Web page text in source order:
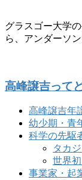
グラスゴー大学
ら、アンダーソ
高峰譲吉って
高峰譲吉年
幼少期・青
科学の先駆
タカ
世界
事業家・起